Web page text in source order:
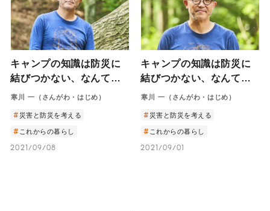
キャンプの知識は防災に
結びつかない、なんてな
い。【後編】
寒川 一（さんがわ・はじめ）
災害と防災を考える
これからの暮らし
2021/09/08
キャンプの知識は防災に
結びつかない、なんてな
い。【前編】
寒川 一（さんがわ・はじめ）
災害と防災を考える
これからの暮らし
2021/09/01